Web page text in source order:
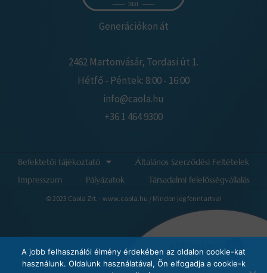
Generációkon át
2462 Martonvásár, Tordasi út 1.
Hétfő - Péntek: 8:00 - 16:00
info@caola.hu
+36 1 464 9300
Befektetői tájékoztató
Általános Szerződési Feltételek
Impresszum
Pályázatok Társadalmi felelősségvállalás
© 2023 Caola Zrt. - www.caola.hu / Minden jog fenntartva!
A jobb felhasználói élmény érdekében az oldalon cookie-kat
használunk. Oldalunk használatával, Ön elfogadja a cookie-k